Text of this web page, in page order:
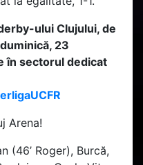
ului Clujului, de
23
în sectorul dedicat
Arena!
(46’ Roger), Burcă,